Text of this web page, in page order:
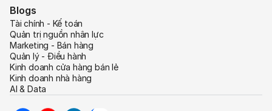
Blogs
Tài chính - Kế toán
Quản trị nguồn nhân lực
Marketing - Bán hàng
Quản lý - Điều hành
Kinh doanh cửa hàng bán lẻ
Kinh doanh nhà hàng
AI & Data